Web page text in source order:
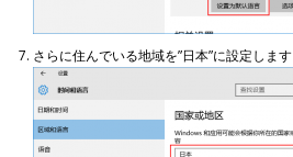
さらに住んでいる地域を”日本”に設定します